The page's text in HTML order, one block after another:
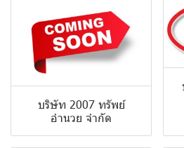
บริษัท 2007 ทรัพย์
อำนวย จำกัด